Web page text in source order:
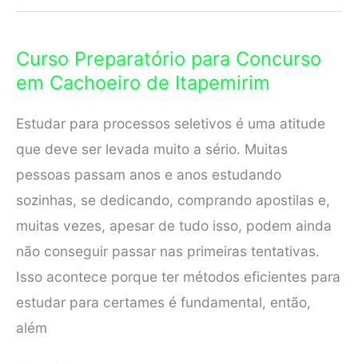
para
em
Linhares
Curso Preparatório para Concurso
em Cachoeiro de Itapemirim
Estudar para processos seletivos é uma atitude
que deve ser levada muito a sério. Muitas
pessoas passam anos e anos estudando
sozinhas, se dedicando, comprando apostilas e,
muitas vezes, apesar de tudo isso, podem ainda
não conseguir passar nas primeiras tentativas.
Isso acontece porque ter métodos eficientes para
estudar para certames é fundamental, então,
além